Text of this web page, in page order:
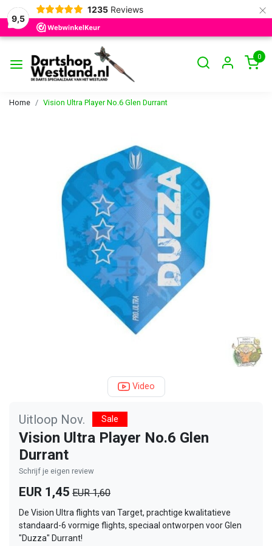
9,5
1235 Reviews ×
0
Home Vision Ultra Player No.6 Glen Durrant
Video
Uitloop Nov. Sale
Vision Ultra Player No.6 Glen
Durrant
Schrijf je eigen review
EUR 1,45 EUR 1,60
De Vision Ultra flights van Target, prachtige kwalitatieve
standaard-6 vormige flights, speciaal ontworpen voor Glen
"Duzza" Durrant!